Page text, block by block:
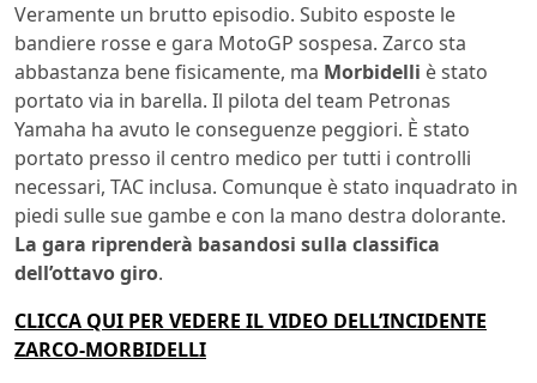
Veramente un brutto episodio. Subito esposte le
bandiere rosse e gara MotoGP sospesa. Zarco sta
abbastanza bene fisicamente, ma Morbidelli è stato
portato via in barella. Il pilota del team Petronas
Yamaha ha avuto le conseguenze peggiori. È stato
portato presso il centro medico per tutti i controlli
necessari, TAC inclusa. Comunque è stato inquadrato in
piedi sulle sue gambe e con la mano destra dolorante.
La gara riprenderà basandosi sulla classifica
dell’ottavo giro.
CLICCA QUI PER VEDERE IL VIDEO DELL’INCIDENTE
ZARCO-MORBIDELLI